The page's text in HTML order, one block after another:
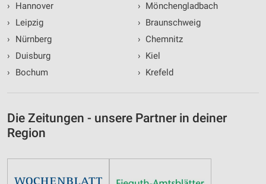
›
Hannover
›
Leipzig
›
Nürnberg
›
Duisburg
›
Bochum
› Mönchengladbach
› Braunschweig
› Chemnitz
› Kiel
› Krefeld
Die Zeitungen - unsere Partner in deiner
Region